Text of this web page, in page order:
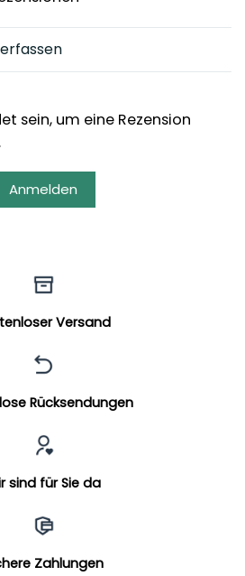
sein, um eine Rezension
Anmelden
Versand
Rücksendungen
sind für Sie da
Zahlungen